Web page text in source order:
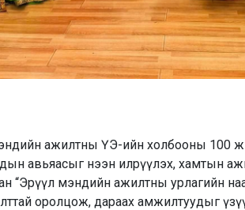
ажилтны ҮЭ-ийн холбооны 100
авьяасыг нээн илрүүлэх, хамтын
“Эрүүл мэндийн ажилтны урлагийн
оролцож, дараах амжилтуудыг